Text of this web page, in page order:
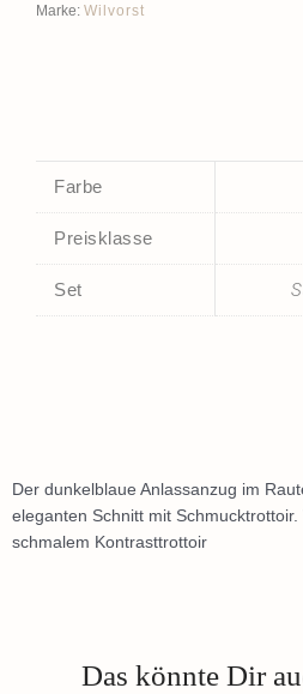
Marke: Wilvorst
Farbe
Preisklasse
Set
Der dunkelblaue Anlassanzug im
eleganten Schnitt mit
schmalem Kontrasttrottoir
Das könnte Dir